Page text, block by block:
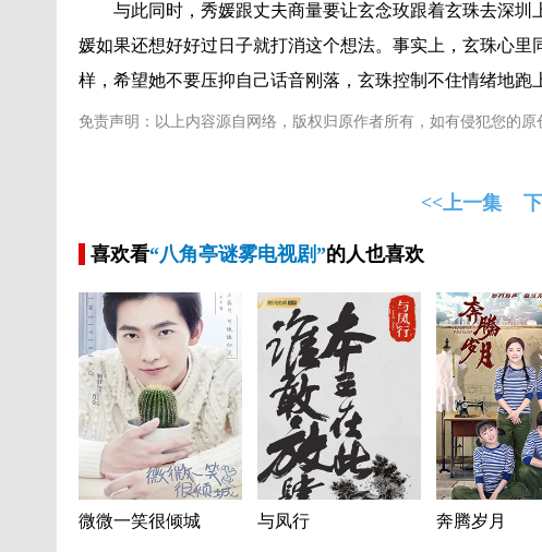
与此同时，秀媛跟丈夫商量要让玄念玫跟着玄珠去深圳
媛如果还想好好过日子就打消这个想法。事实上，玄珠心
样，希望她不要压抑自己话音刚落，玄珠控制不住情绪地跑
免责声明：以上内容源自网络，版权归原作者所有，如有侵犯您的原
<<上一集
喜欢看“八角亭谜雾电视剧”的人也喜欢
微微一笑很倾城 与凤行 奔腾岁月